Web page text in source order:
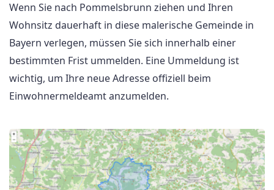
Wenn Sie nach Pommelsbrunn ziehen und Ihren
Wohnsitz dauerhaft in diese malerische Gemeinde in
Bayern verlegen, müssen Sie sich innerhalb einer
bestimmten Frist ummelden. Eine Ummeldung ist
wichtig, um Ihre neue Adresse offiziell beim
Einwohnermeldeamt anzumelden.